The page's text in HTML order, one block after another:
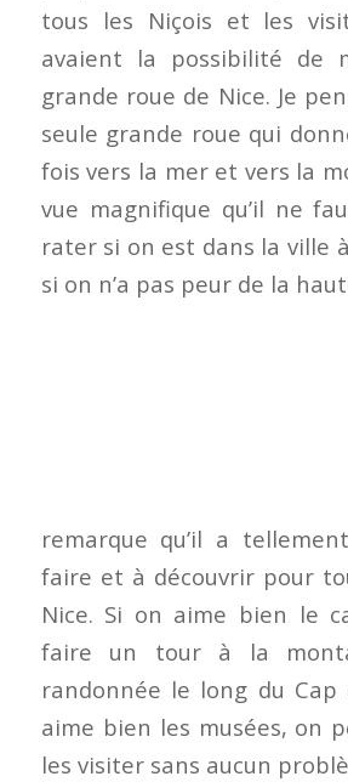
tous les Niçois et les
avaient la possibilité de
grande roue de Nice. Je
seule grande roue qui
fois vers la mer et vers la
vue magnifique qu’il ne
rater si on est dans la ville
si on n’a pas peur de la
remarque qu’il a
faire et à découvrir pour
Nice. Si on aime bien le
faire un tour à la
randonnée le long du Cap
aime bien les musées, on
les visiter sans aucun